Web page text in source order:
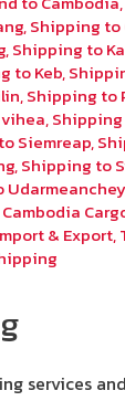
,Shipping to
,Shipping to
to Keb,
,Shipping to
,
Siemreap,
,Shipping to
Udarmeanchey
& Export,
services